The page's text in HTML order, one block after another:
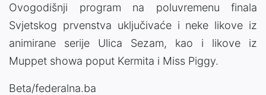
Ovogodišnji program na poluvremenu finala
Svjetskog prvenstva uključivaće i neke likove iz
animirane serije Ulica Sezam, kao i likove iz
Muppet showa poput Kermita i Miss Piggy.
Beta/federalna.ba